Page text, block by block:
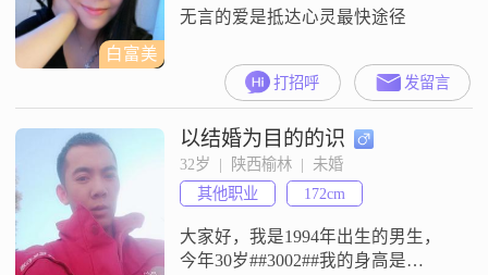
实在##3002
白富美
无言的爱是抵达心灵最快途径
打招呼 发留言
以结婚为目的的识
32岁  |  陕西榆林  |  未婚
其他职业
172cm
大家好，我是1994年出生的男生，
今年30岁##3002##我的身高是